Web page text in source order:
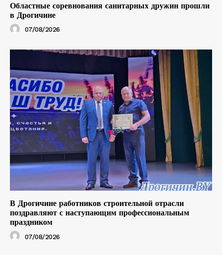
Областные соревнования санитарных дружин прошли
в Дрогичине
07/08/2026
В Дрогичине работников строительной отрасли
поздравляют с наступающим профессиональным
праздником
07/08/2026